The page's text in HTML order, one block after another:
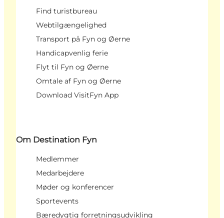
Find turistbureau
Webtilgængelighed
Transport på Fyn og Øerne
Handicapvenlig ferie
Flyt til Fyn og Øerne
Omtale af Fyn og Øerne
Download VisitFyn App
Om Destination Fyn
Medlemmer
Medarbejdere
Møder og konferencer
Sportevents
Bæredygtig forretningsudvikling